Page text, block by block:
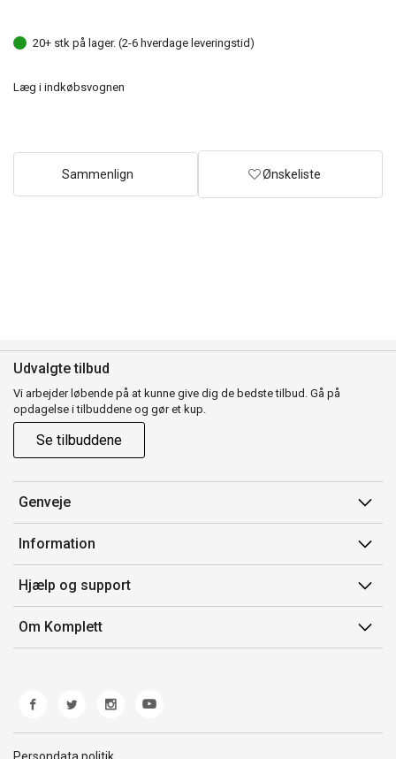
20+ stk på lager. (2-6 hverdage leveringstid)
Læg i indkøbsvognen
Sammenlign Ønskeliste
Udvalgte tilbud
Vi arbejder løbende på at kunne give dig de bedste tilbud. Gå på
opdagelse i tilbuddene og gør et kup.
Se tilbuddene
Genveje
Min side
Ordrehistorik
Gavekort
Information
Salgsbetingelser
Mærker/producent
Fortrydelsesret
Hjælp og support
Kontakt os
Kundeservice
Fejl/Mangler
Fragt og levering
Om Komplett